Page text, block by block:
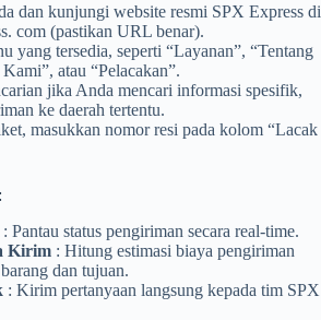
dan kunjungi website resmi SPX Express di
com (pastikan URL benar).
yang tersedia, seperti “Layanan”, “Tentang
atau “Pelacakan”.
jika Anda mencari informasi spesifik,
ke daerah tertentu.
masukkan nomor resi pada kolom “Lacak
: Pantau status pengiriman secara real-time.
Kirim : Hitung estimasi biaya pengiriman
dan tujuan.
: Kirim pertanyaan langsung kepada tim SPX